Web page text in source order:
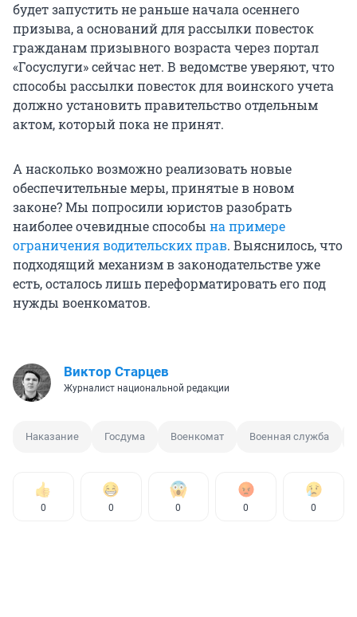
будет запустить не раньше начала осеннего
призыва, а оснований для рассылки повесток
гражданам призывного возраста через портал
«Госуслуги» сейчас нет. В ведомстве уверяют, что
способы рассылки повесток для воинского учета
должно установить правительство отдельным
актом, который пока не принят.
А насколько возможно реализовать новые
обеспечительные меры, принятые в новом
законе? Мы попросили юристов разобрать
наиболее очевидные способы на примере
ограничения водительских прав. Выяснилось, что
подходящий механизм в законодательстве уже
есть, осталось лишь переформатировать его под
нужды военкоматов.
Виктор Старцев
Журналист национальной редакции
Наказание Госдума Военкомат Военная служба
0 0 0 0 0